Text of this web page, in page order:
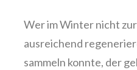
Wer im Winter nicht
ausreichend
sammeln konnte, der